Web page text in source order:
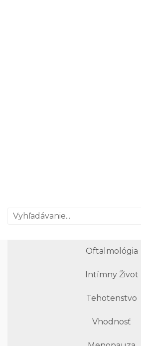
Oftalmológia
Intímny Život
Tehotenstvo
Vhodnosť